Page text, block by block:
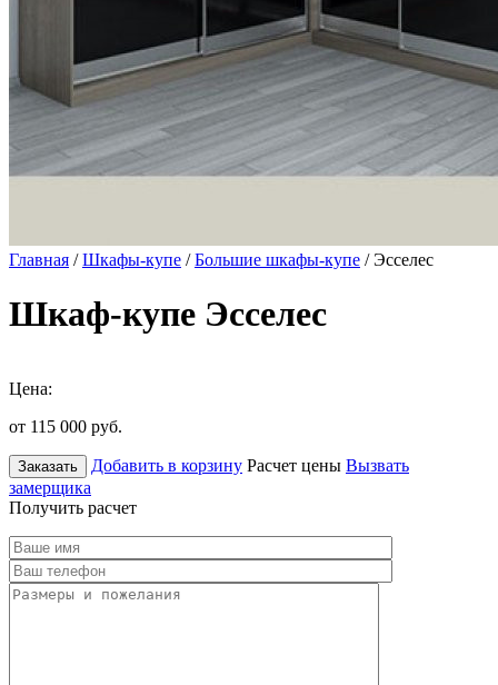
Главная /Шкафы-купе /Большие шкафы-купе / Эсселес
Шкаф-купе Эсселес
Цена:
от 115 000 руб.
Заказать Добавить в корзину Расчет цены Вызвать
замерщика
Получить расчет